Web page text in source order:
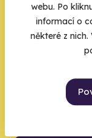
webu. Po
informací o
některé z
Zbývá
zbytek